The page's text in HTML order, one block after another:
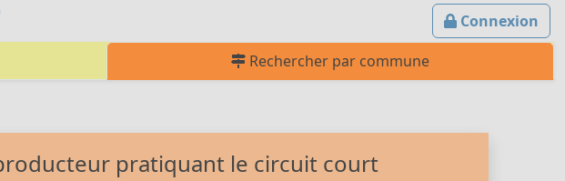
Connexion
Rechercher par commune
pratiquant le circuit court